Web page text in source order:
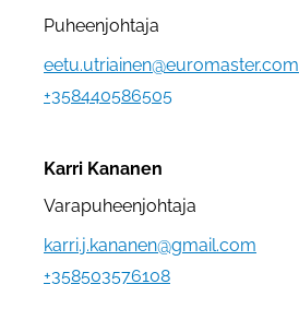
Puheenjohtaja
Sähköpostiosoite:
eetu.utriainen@euromaster.com
+358440586505
Karri Kananen
Varapuheenjohtaja
Sähköpostiosoite:
karri.j.kananen@gmail.com
+358503576108